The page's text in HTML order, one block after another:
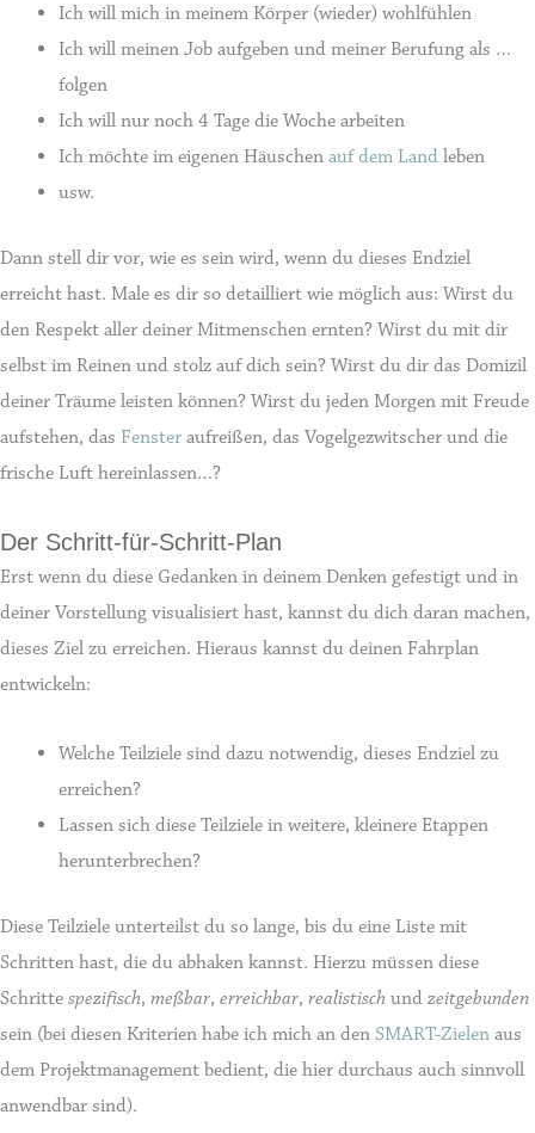
Ich will mich in meinem Körper (wieder) wohlfühlen
Ich will meinen Job aufgeben und meiner Berufung als …
folgen
Ich will nur noch 4 Tage die Woche arbeiten
Ich möchte im eigenen Häuschenauf dem Land leben
usw.
Dann stell dir vor, wie es sein wird, wenn du dieses Endziel
erreicht hast. Male es dir so detailliert wie möglich aus: Wirst du
den Respekt aller deiner Mitmenschen ernten? Wirst du mit dir
selbst im Reinen und stolz auf dich sein? Wirst du dir das Domizil
deiner Träume leisten können? Wirst du jeden Morgen mit Freude
aufstehen, das Fenster aufreißen, das Vogelgezwitscher und die
frische Luft hereinlassen…?
Der Schritt-für-Schritt-Plan
Erst wenn du diese Gedanken in deinem Denken gefestigt und in
deiner Vorstellung visualisiert hast, kannst du dich daran machen,
dieses Ziel zu erreichen. Hieraus kannst du deinen Fahrplan
entwickeln:
Welche Teilziele sind dazu notwendig, dieses Endziel zu
erreichen?
Lassen sich diese Teilziele in weitere, kleinere Etappen
herunterbrechen?
Diese Teilziele unterteilst du so lange, bis du eine Liste mit
Schritten hast, die du abhaken kannst. Hierzu müssen diese
Schritte spezifisch, meßbar, erreichbar, realistisch und zeitgebunden
sein (bei diesen Kriterien habe ich mich an den SMART-Zielen aus
dem Projektmanagement bedient, die hier durchaus auch sinnvoll
anwendbar sind).